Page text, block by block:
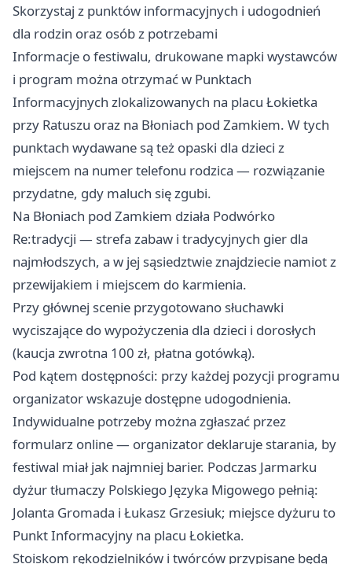
Skorzystaj z punktów informacyjnych i udogodnień
dla rodzin oraz osób z potrzebami
Informacje o festiwalu, drukowane mapki wystawców
i program można otrzymać w Punktach
Informacyjnych zlokalizowanych na placu Łokietka
przy Ratuszu oraz na Błoniach pod Zamkiem. W tych
punktach wydawane są też opaski dla dzieci z
miejscem na numer telefonu rodzica — rozwiązanie
przydatne, gdy maluch się zgubi.
Na Błoniach pod Zamkiem działa Podwórko
Re:tradycji — strefa zabaw i tradycyjnych gier dla
najmłodszych, a w jej sąsiedztwie znajdziecie namiot z
przewijakiem i miejscem do karmienia.
Przy głównej scenie przygotowano słuchawki
wyciszające do wypożyczenia dla dzieci i dorosłych
(kaucja zwrotna 100 zł, płatna gotówką).
Pod kątem dostępności: przy każdej pozycji programu
organizator wskazuje dostępne udogodnienia.
Indywidualne potrzeby można zgłaszać przez
formularz online — organizator deklaruje starania, by
festiwal miał jak najmniej barier. Podczas Jarmarku
dyżur tłumaczy Polskiego Języka Migowego pełnią:
Jolanta Gromada i Łukasz Grzesiuk; miejsce dyżuru to
Punkt Informacyjny na placu Łokietka.
Stoiskom rękodzielników i twórców przypisane będą